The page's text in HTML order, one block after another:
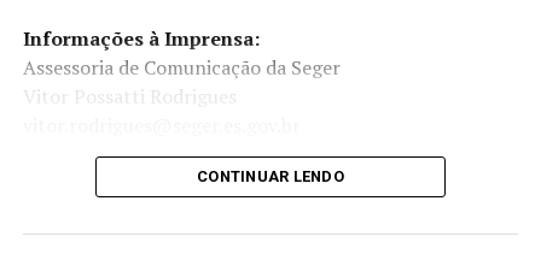
Informações à Imprensa:
Assessoria de Comunicação da Seger
Vitor Possatti Rodrigues
CONTINUAR LENDO